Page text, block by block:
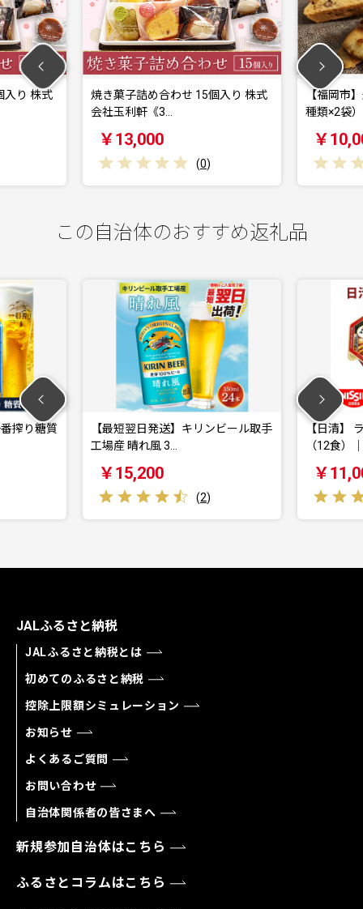
焼き菓子詰め合わせ 15個入り 株式
会社玉利軒《3…
(0 )
【福岡市】米粉の焼菓子
(0 )
この自治体のおすすめ返礼品
【最短翌日発送】キリンビール取手
工場産 晴れ風 3…
￥15,200
( 2)
【日清】 ラ王 背油
（12食）｜…
￥11,000
JALふるさと納税
JALふるさと納税とは
初めてのふるさと納税
控除上限額シミュレーション
お知らせ
よくあるご質問
お問い合わせ
自治体関係者の皆さまへ
新規参加自治体はこちら
ふるさとコラムはこちら